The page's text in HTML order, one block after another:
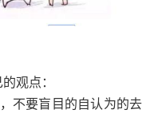
观点：
不要盲目的自认为的去